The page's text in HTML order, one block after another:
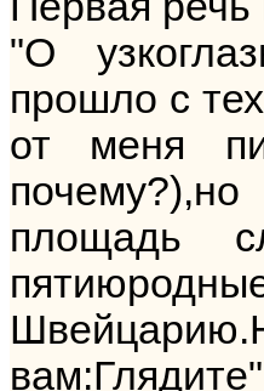
"О
прошло с
от меня
площадь